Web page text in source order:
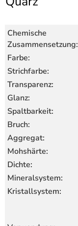
Chemische
Zusammensetzung:
Farbe:
Strichfarbe:
Transparenz:
Glanz:
Spaltbarkeit:
Bruch:
Aggregat:
Mohshärte:
Dichte:
Mineralsystem:
Kristallsystem: